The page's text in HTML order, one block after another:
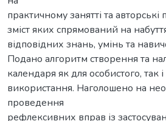
практичному занятті та
зміст яких спрямований на
відповідних знань, умінь та
Подано алгоритм створення та
календаря як для особистого, так
використання. Наголошено на
проведення
рефлексивних вправ із